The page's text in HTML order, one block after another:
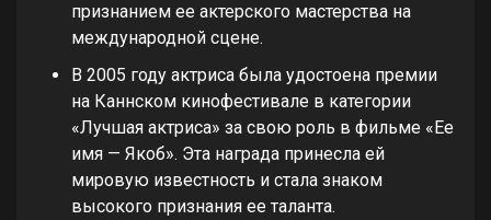
признанием ее актерского мастерства на
международной сцене.
В 2005 году актриса была удостоена премии
на Каннском кинофестивале в категории
«Лучшая актриса» за свою роль в фильме «Ее
имя — Якоб». Эта награда принесла ей
мировую известность и стала знаком
высокого признания ее таланта.